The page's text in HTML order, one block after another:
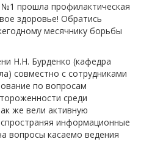
прошла профилактическая
здоровье! Обратись
месячнику борьбы
Н.Н. Бурденко (кафедра
совместно с сотрудниками
по вопросам
среди
же вели активную
информационные
вопросы касаемо ведения